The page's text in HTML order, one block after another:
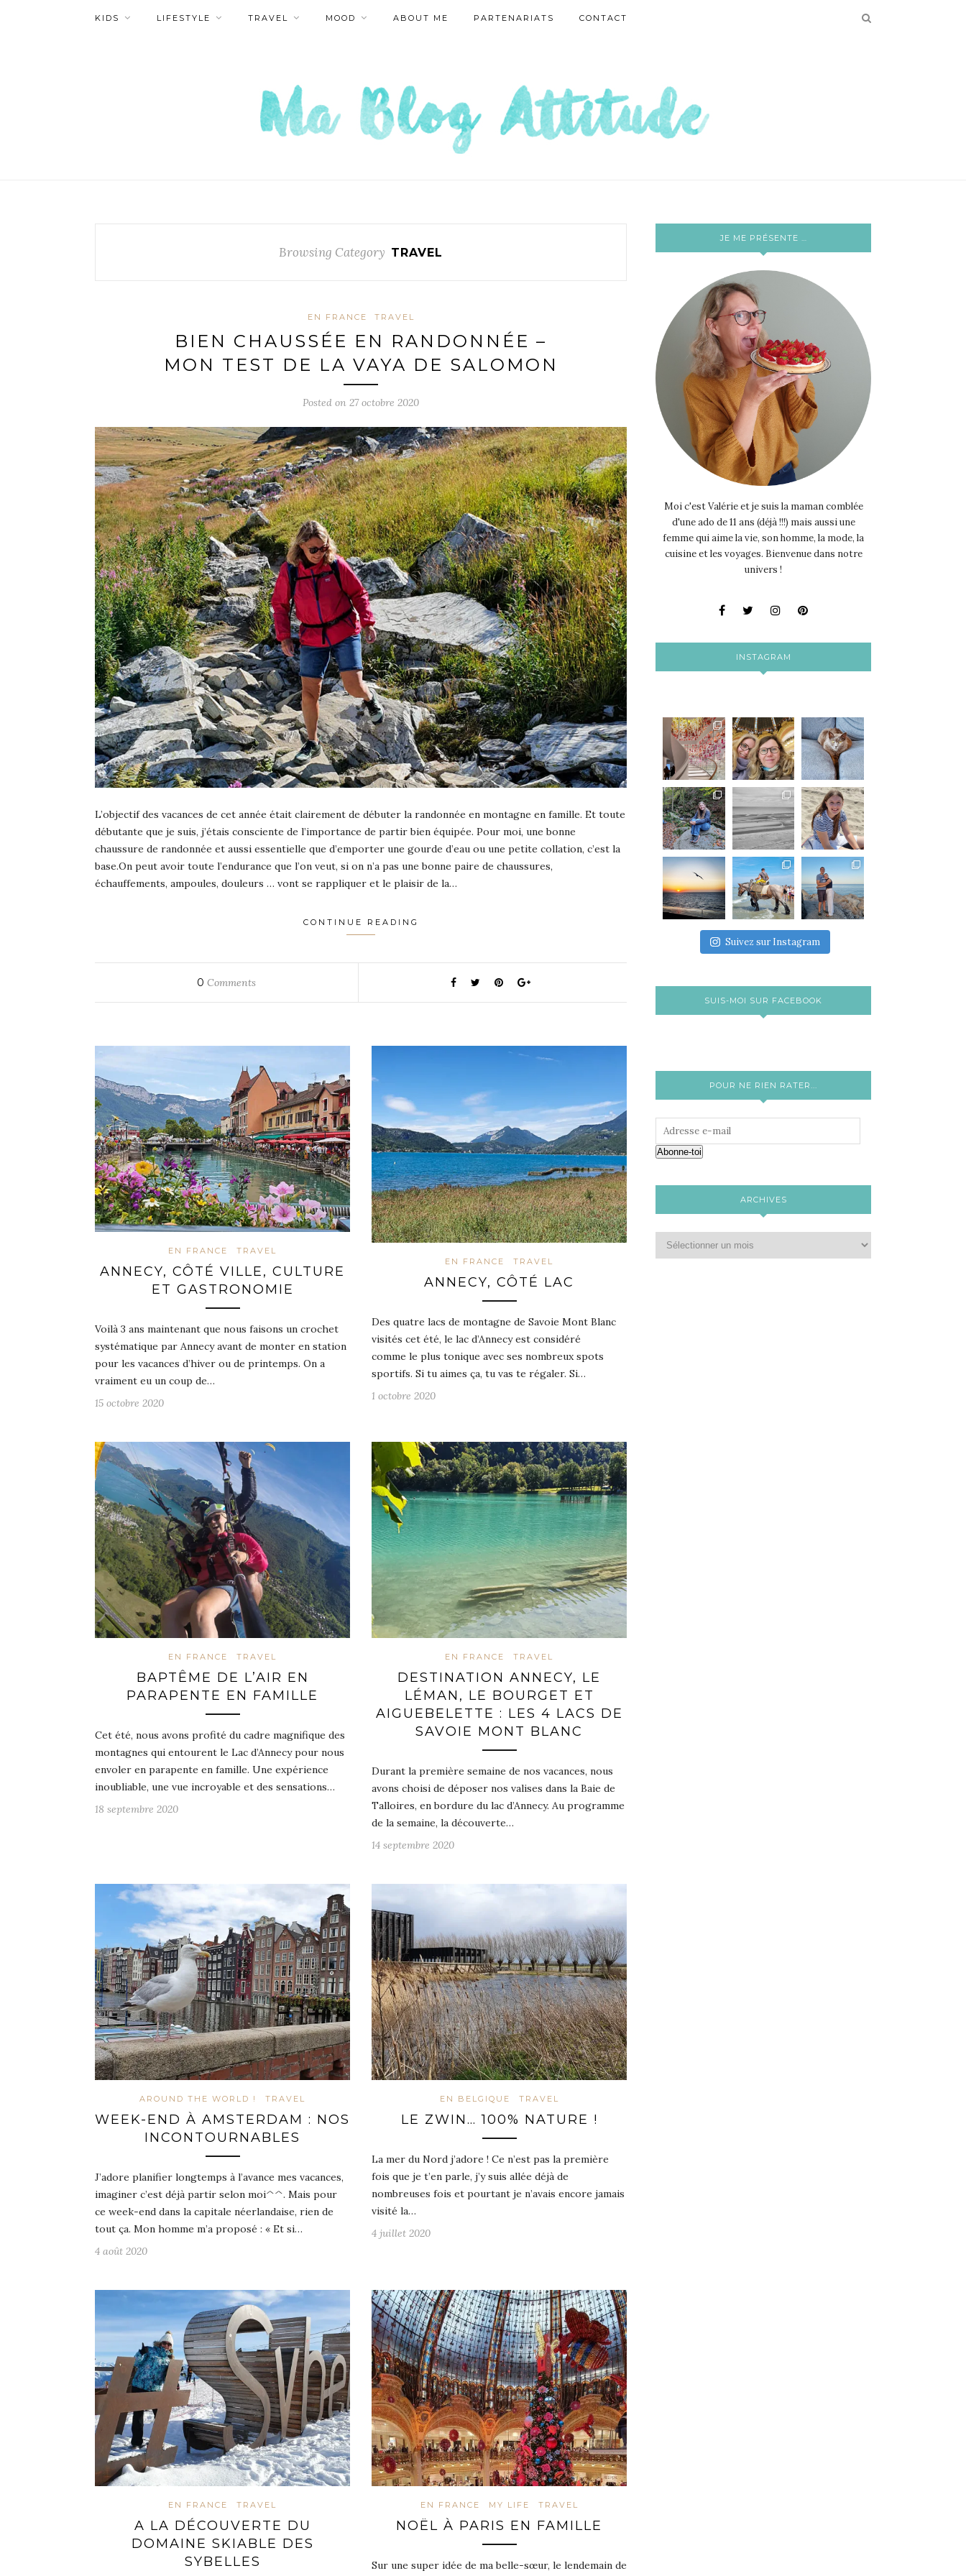
KIDS LIFESTYLE TRAVEL MOOD ABOUT ME PARTENARIATS CONTACT
Browsing Category TRAVEL
EN FRANCE TRAVEL
BIEN CHAUSSÉE EN RANDONNÉE –
MON TEST DE LA VAYA DE SALOMON
Posted on 27 octobre 2020
L’objectif des vacances de cet année était clairement de débuter la randonnée en montagne en famille. Et toute
débutante que je suis, j’étais consciente de l’importance de partir bien équipée. Pour moi, une bonne
chaussure de randonnée et aussi essentielle que d’emporter une gourde d’eau ou une petite collation, c’est la
base.On peut avoir toute l’endurance que l’on veut, si on n’a pas une bonne paire de chaussures,
échauffements, ampoules, douleurs … vont se rappliquer et le plaisir de la…
CONTINUE READING
0 Comments
EN FRANCE TRAVEL
ANNECY, CÔTÉ VILLE, CULTURE
ET GASTRONOMIE
Voilà 3 ans maintenant que nous faisons un crochet
systématique par Annecy avant de monter en station
pour les vacances d’hiver ou de printemps. On a
vraiment eu un coup de…
15 octobre 2020
EN FRANCE TRAVEL
ANNECY, CÔTÉ LAC
Des quatre lacs de montagne de Savoie Mont Blanc
visités cet été, le lac d’Annecy est considéré
comme le plus tonique avec ses nombreux spots
sportifs. Si tu aimes ça, tu vas te régaler. Si…
1 octobre 2020
EN FRANCE TRAVEL
BAPTÊME DE L’AIR EN
PARAPENTE EN FAMILLE
Cet été, nous avons profité du cadre magnifique des
montagnes qui entourent le Lac d’Annecy pour nous
envoler en parapente en famille. Une expérience
inoubliable, une vue incroyable et des sensations…
18 septembre 2020
EN FRANCE TRAVEL
DESTINATION ANNECY, LE
LÉMAN, LE BOURGET ET
AIGUEBELETTE : LES 4 LACS DE
SAVOIE MONT BLANC
Durant la première semaine de nos vacances, nous
avons choisi de déposer nos valises dans la Baie de
Talloires, en bordure du lac d’Annecy. Au programme
de la semaine, la découverte…
14 septembre 2020
AROUND THE WORLD ! TRAVEL
WEEK-END À AMSTERDAM : NOS
INCONTOURNABLES
J’adore planifier longtemps à l’avance mes vacances,
imaginer c’est déjà partir selon moi^^. Mais pour
ce week-end dans la capitale néerlandaise, rien de
tout ça. Mon homme m’a proposé : « Et si…
4 août 2020
EN BELGIQUE TRAVEL
LE ZWIN… 100% NATURE !
La mer du Nord j’adore ! Ce n’est pas la première
fois que je t’en parle, j’y suis allée déjà de
nombreuses fois et pourtant je n’avais encore jamais
visité la…
4 juillet 2020
EN FRANCE TRAVEL
A LA DÉCOUVERTE DU
DOMAINE SKIABLE DES
SYBELLES
EN FRANCE MY LIFE TRAVEL
NOËL À PARIS EN FAMILLE
Sur une super idée de ma belle-sœur, le lendemain de
JE ME PRÉSENTE …
Moi c'est Valérie et je suis la maman comblée
d'une ado de 11 ans (déjà !!!) mais aussi une
femme qui aime la vie, son homme, la mode, la
cuisine et les voyages. Bienvenue dans notre
univers !
INSTAGRAM
Suivez sur Instagram
SUIS-MOI SUR FACEBOOK
POUR NE RIEN RATER...
Abonne-toi
ARCHIVES